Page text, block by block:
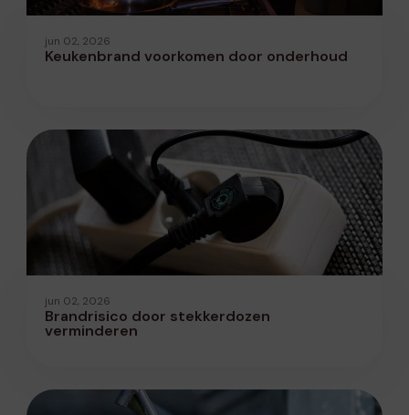
jun 02, 2026
Keukenbrand voorkomen door onderhoud
jun 02, 2026
Brandrisico door stekkerdozen
verminderen